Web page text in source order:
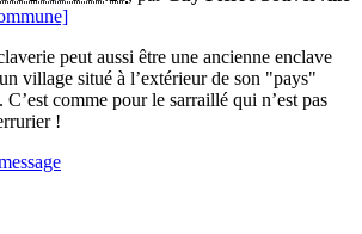
peut aussi être une ancienne enclave
village situé à l’extérieur de son "pays"
C’est comme pour le sarraillé qui n’est pas
!